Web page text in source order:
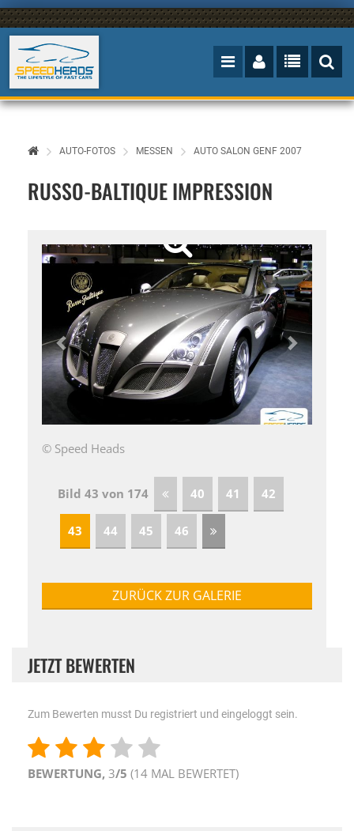
AUTO-FOTOS MESSEN AUTO SALON GENF 2007
RUSSO-BALTIQUE IMPRESSION
© Speed Heads
Bild 43 von 174 40 41 42
43 44 45 46
ZURÜCK ZUR GALERIE
JETZT BEWERTEN
Zum Bewerten musst Du registriert und eingeloggt sein.
BEWERTUNG, 3/5 (14 MAL BEWERTET)